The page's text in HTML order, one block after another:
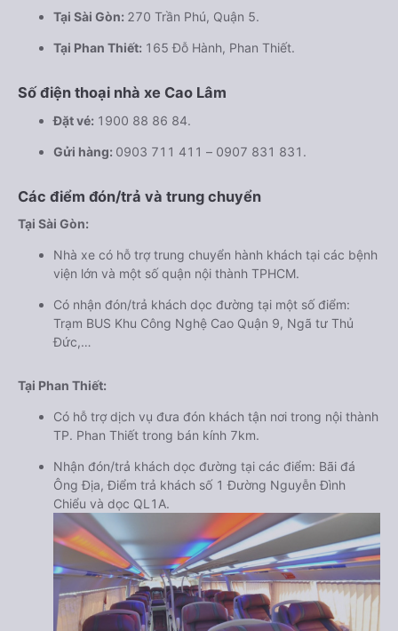
Tại Sài Gòn: 270 Trần Phú, Quận 5.
Tại Phan Thiết: 165 Đỗ Hành, Phan Thiết.
Số điện thoại nhà xe Cao Lâm
Đặt vé: 1900 88 86 84.
Gửi hàng: 0903 711 411 – 0907 831 831.
Các điểm đón/trả và trung chuyển
Tại Sài Gòn:
Nhà xe có hỗ trợ trung chuyển hành khách tại các bệnh
viện lớn và một số quận nội thành TPHCM.
Có nhận đón/trả khách dọc đường tại một số điểm:
Trạm BUS Khu Công Nghệ Cao Quận 9, Ngã tư Thủ
Đức,…
Tại Phan Thiết:
Có hỗ trợ dịch vụ đưa đón khách tận nơi trong nội thành
TP. Phan Thiết trong bán kính 7km.
Nhận đón/trả khách dọc đường tại các điểm: Bãi đá
Ông Địa, Điểm trả khách số 1 Đường Nguyễn Đình
Chiểu và dọc QL1A.